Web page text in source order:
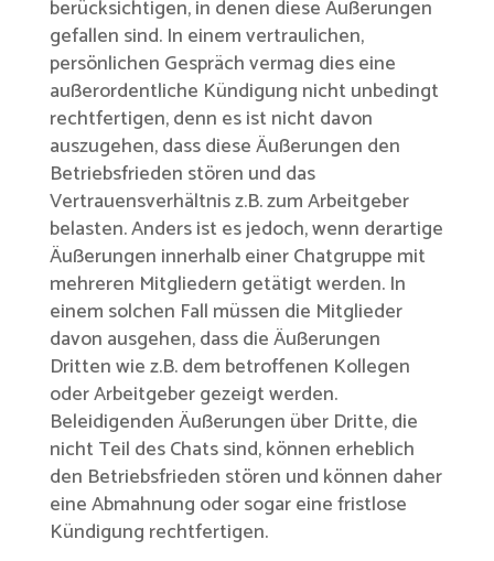
berücksichtigen, in denen diese Äußerungen
gefallen sind. In einem vertraulichen,
persönlichen Gespräch vermag dies eine
außerordentliche Kündigung nicht unbedingt
rechtfertigen, denn es ist nicht davon
auszugehen, dass diese Äußerungen den
Betriebsfrieden stören und das
Vertrauensverhältnis z.B. zum Arbeitgeber
belasten. Anders ist es jedoch, wenn derartige
Äußerungen innerhalb einer Chatgruppe mit
mehreren Mitgliedern getätigt werden. In
einem solchen Fall müssen die Mitglieder
davon ausgehen, dass die Äußerungen
Dritten wie z.B. dem betroffenen Kollegen
oder Arbeitgeber gezeigt werden.
Beleidigenden Äußerungen über Dritte, die
nicht Teil des Chats sind, können erheblich
den Betriebsfrieden stören und können daher
eine Abmahnung oder sogar eine fristlose
Kündigung rechtfertigen.